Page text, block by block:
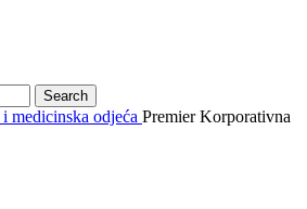
Search
medicinska odjeća Premier Korporativna